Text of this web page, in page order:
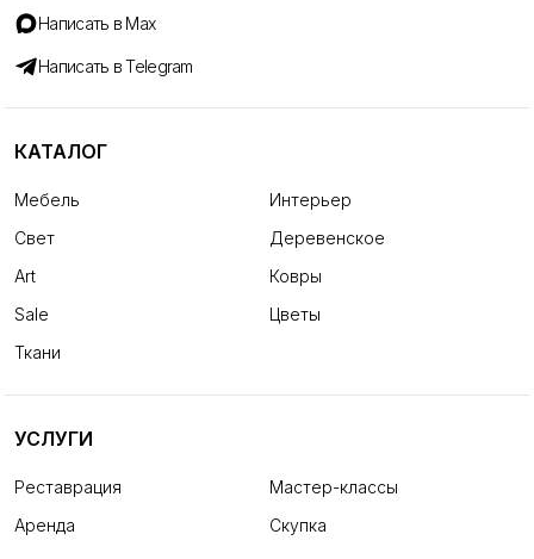
Написать в Max
Написать в Telegram
КАТАЛОГ
Мебель
Интерьер
Свет
Деревенское
Art
Ковры
Sale
Цветы
Ткани
УСЛУГИ
Реставрация
Мастер-классы
Аренда
Скупка